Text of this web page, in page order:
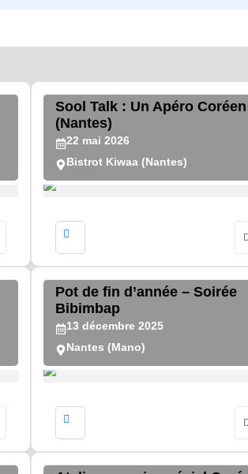
Sool Talk : Un Apéro Coréen
(Nantes)
22 mai 2026
Bistrot Kiwaa (Nantes)
Pot de fin d’année – Soirée
Bibimbap
13 décembre 2025
Nantes (Mano)